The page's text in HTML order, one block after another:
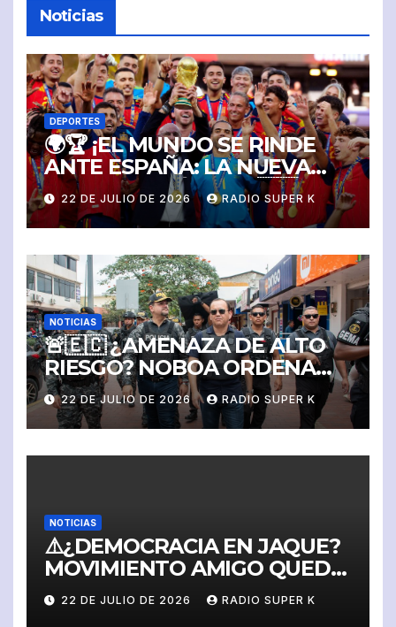
Noticias
DEPORTES
🌍🏆 ¡EL MUNDO SE RINDE
ANTE ESPAÑA: LA NUEVA
REINA DEL FÚTBOL! 🇪🇸
22 DE JULIO DE 2026 RADIO SUPER K
NOTICIAS
🚨🇪🇨 ¿AMENAZA DE ALTO
RIESGO? NOBOA ORDENA
PROTECCIÓN MILITAR Y
POLICIAL PARA JOHN
REIMBERG Y SU FAMILIA
22 DE JULIO DE 2026 RADIO SUPER K
NOTICIAS
⚠️¿DEMOCRACIA EN JAQUE?
MOVIMIENTO AMIGO QUEDA
SUSPENDIDO Y SIN
DERECHO A IMPUGNAR
22 DE JULIO DE 2026 RADIO SUPER K